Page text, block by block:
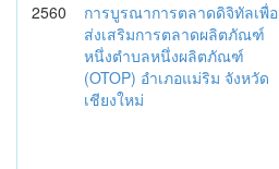
2560
การบูรณาการตลาดดิจิทัลเพื่อ
ส่งเสริมการตลาดผลิตภัณฑ์
หนึ่งตำบลหนึ่งผลิตภัณฑ์
(OTOP) อำเภอแม่ริม จังหวัด
เชียงใหม่